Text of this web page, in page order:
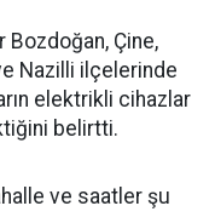
Bozdoğan, Çine,
Nazilli ilçelerinde
elektrikli cihazlar
belirtti.
ve saatler şu